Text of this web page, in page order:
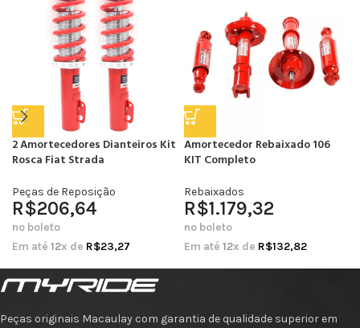
2 Amortecedores Dianteiros Kit
Rosca Fiat Strada
Peças de Reposição
R$206,64
no boleto
Em até 12x de R$23,27
Amortecedor Rebaixado 106
KIT Completo
Rebaixados
R$1.179,32
no boleto
Em até 12x de R$132,82
Peças originais Macaulay com garantia de qualidade superior em